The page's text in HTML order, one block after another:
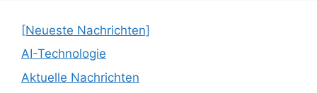
[Neueste Nachrichten]
AI-Technologie
Aktuelle Nachrichten